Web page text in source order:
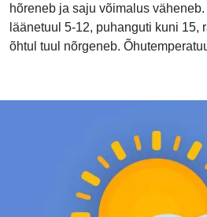
hõreneb ja saju võimalus
läänetuul 5-12, puhanguti kuni 15,
õhtul tuul nõrgeneb.